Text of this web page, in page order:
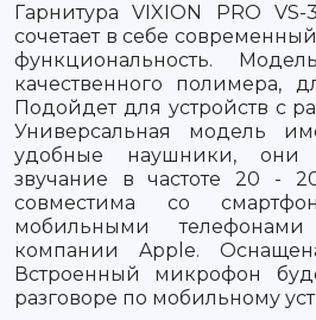
Гарнитура VIXION PRO
сочетает в себе
функциональность.
качественного полимера,
Подойдет для устройств с
Универсальная модель
удобные наушники, они
звучание в частоте 20 -
совместима со
мобильными
компании Apple.
Встроенный микрофон
разговоре по мобильному